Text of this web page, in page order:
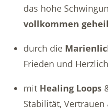
das hohe
vollkommen
durch die
Frieden und
mit Healing Loops
Stabilität, Vertrauen